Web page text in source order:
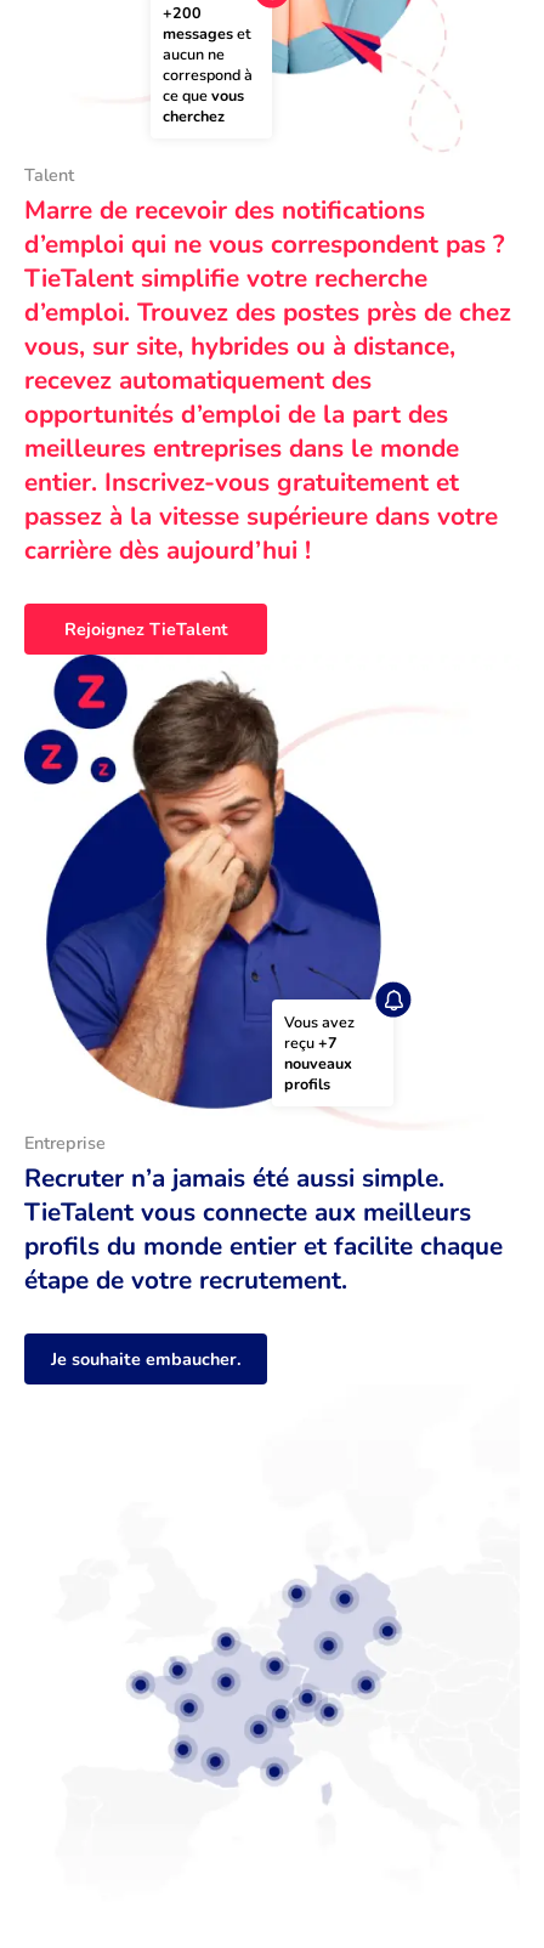
+200
messages et
aucun ne
correspond à
ce que vous
cherchez
Talent
Marre de recevoir des notifications
d’emploi qui ne vous correspondent pas ?
TieTalent simplifie votre recherche
d’emploi. Trouvez des postes près de chez
vous, sur site, hybrides ou à distance,
recevez automatiquement des
opportunités d’emploi de la part des
meilleures entreprises dans le monde
entier. Inscrivez-vous gratuitement et
passez à la vitesse supérieure dans votre
carrière dès aujourd’hui !
Rejoignez TieTalent
Vous avez
reçu +7
nouveaux
profils
Entreprise
Recruter n’a jamais été aussi simple.
TieTalent vous connecte aux meilleurs
profils du monde entier et facilite chaque
étape de votre recrutement.
Je souhaite embaucher.